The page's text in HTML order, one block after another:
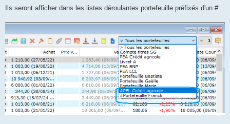
Ils seront afficher dans les listes déroulantes portefeuille préfixés d'un #.